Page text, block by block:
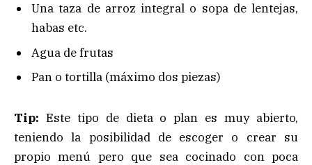
Una taza de arroz integral o sopa de lentejas,
habas etc.
Agua de frutas
Pan o tortilla (máximo dos piezas)
Tip: Este tipo de dieta o plan es muy abierto,
teniendo la posibilidad de escoger o crear su
propio menú pero que sea cocinado con poca